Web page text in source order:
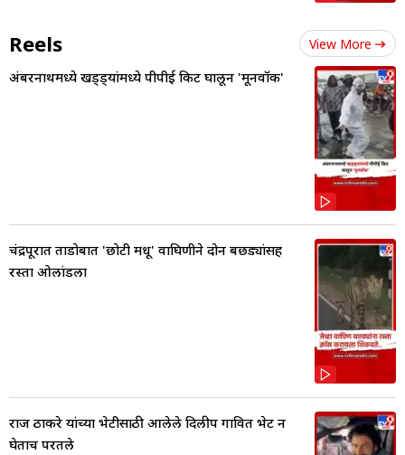
Reels View More
अंबरनाथमध्ये खड्ड्यांमध्ये पीपीई किट घालून 'मूनवॉक'
चंद्रपूरात ताडोबात 'छोटी मधू' वाघिणीने दोन बछड्यांसह
रस्ता ओलांडला
राज ठाकरे यांच्या भेटीसाठी आलेले दिलीप गावित भेट न
घेताच परतले